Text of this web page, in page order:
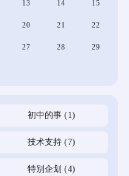
13 14 15
20 21 22
27 28 29
初中的事 (1)
技术支持 (7)
特别企划 (4)